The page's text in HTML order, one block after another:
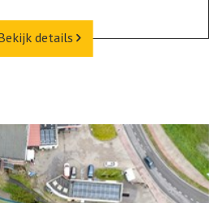
details